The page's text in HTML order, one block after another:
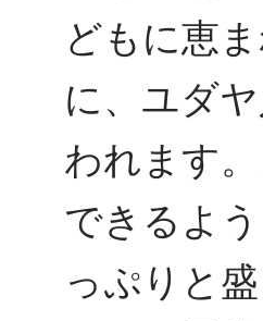
どもに恵
に、ユダ
われます
できるよ
っぷりと